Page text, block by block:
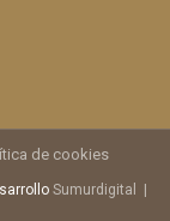
Sumurdigital |
de cookies